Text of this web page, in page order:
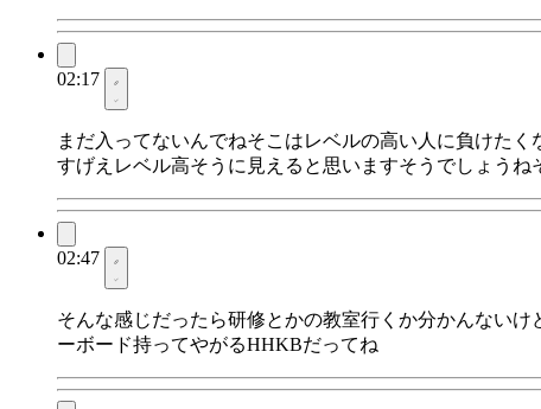
02:17
まだ入ってないんでねそこはレベルの高い人に負けた
すげえレベル高そうに見えると思いますそうでしょう
02:47
そんな感じだったら研修とかの教室行くか分かんない
ーボード持ってやがるHHKBだってね